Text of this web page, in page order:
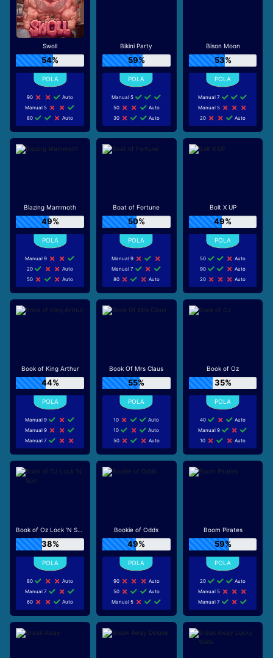
Swoll
54%
90
Auto
Manual 5
80
Auto
Bikini Party
59%
Manual 5
50
Auto
30
Auto
Bison Moon
53%
Manual 7
Manual 5
20
Auto
Blazing Mammoth
49%
Manual 9
20
Auto
50
Auto
Boat of Fortune
50%
Manual 9
Manual 7
80
Auto
Bolt X UP
49%
50
Auto
90
Auto
20
Auto
Book of King Arthur
44%
Manual 9
Manual 9
Manual 7
Book Of Mrs Claus
55%
10
Auto
10
Auto
50
Auto
Book of Oz
35%
40
Auto
Manual 9
10
Auto
Book of Oz Lock 'N Spin
38%
80
Auto
Manual 7
60
Auto
Bookie of Odds
49%
90
Auto
50
Auto
Manual 5
Boom Pirates
59%
20
Auto
Manual 5
Manual 7